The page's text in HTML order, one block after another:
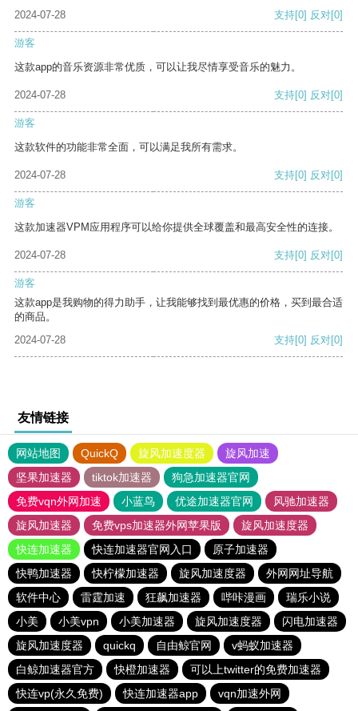
2024-07-28 支持[0] 反对[0]
游客
这款app的音乐资源非常优质，可以让我尽情享受音乐的魅力。
2024-07-28 支持[0] 反对[0]
游客
这款软件的功能非常全面，可以满足我所有需求。
2024-07-28 支持[0] 反对[0]
游客
这款加速器VPM应用程序可以给你提供全球覆盖和最高安全性的连接。
2024-07-28 支持[0] 反对[0]
游客
这款app是我购物的得力助手，让我能够找到最优惠的价格，买到最合适
的商品。
2024-07-28
支持[0] 反对[0]
友情链接
网站地图 QuickQ 旋风加速度器
旋风加速
坚果加速器
tiktok加速器
狗急加速器官网
免费vqn外网加速
小蓝鸟 优途加速器官网
风驰加速器
旋风加速器
免费vps加速器外网苹果版
旋风加速度器
快连加速器
快连加速器官网入口
原子加速器
快鸭加速器
快柠檬加速器 旋风加速度器
外网网址导航
软件中心
雷霆加速 狂飙加速器 哔咔漫画
瑞乐小说
小美
小美vpn 小美加速器 旋风加速度器
闪电加速器
旋风加速度器
quickq 自由鲸官网
v蚂蚁加速器
白鲸加速器官方
快橙加速器
可以上twitter的免费加速器
快连vp(永久免费)
快连加速器app vqn加速外网